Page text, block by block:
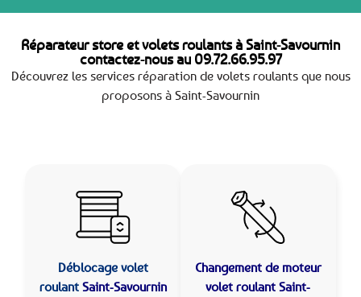
Réparateur store et volets roulants à Saint-Savournin
contactez-nous au 09.72.66.95.97
Découvrez les services réparation de volets roulants que nous
proposons à Saint-Savournin
Déblocage volet
roulant Saint-Savournin
Changement de moteur
volet roulant Saint-